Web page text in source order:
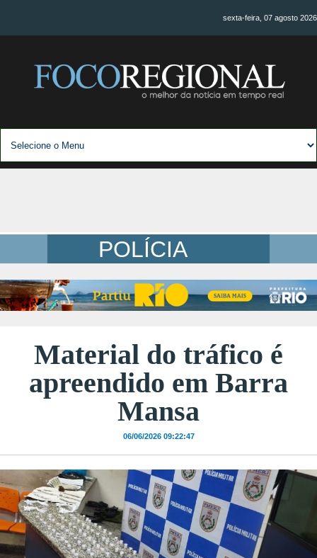
sexta-feira, 07 agosto 2026
POLÍCIA
Material do tráfico é
apreendido em Barra
Mansa
06/06/2026 09:22:47